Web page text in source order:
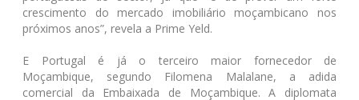
crescimento do mercado imobiliário moçambicano nos
próximos anos”, revela a Prime Yeld.
E Portugal é já o terceiro maior fornecedor de
Moçambique, segundo Filomena Malalane, a adida
comercial da Embaixada de Moçambique. A diplomata